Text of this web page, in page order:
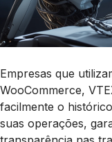
Empresas que
WooCommerce,
facilmente o
suas operações,